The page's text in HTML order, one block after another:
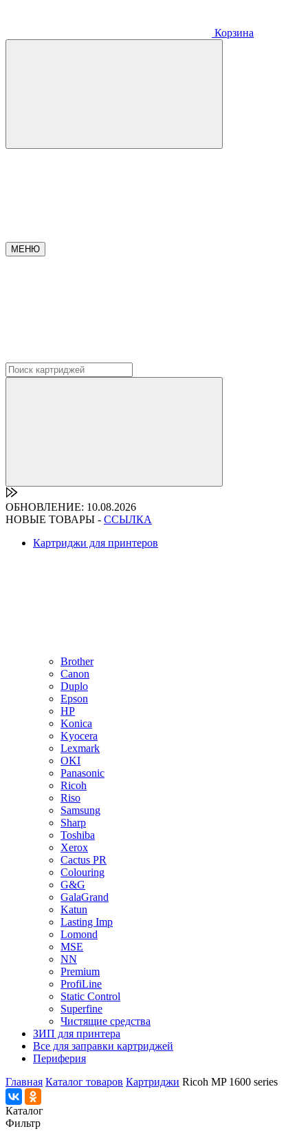
Корзина
МЕНЮ
ОБНОВЛЕНИЕ: 10.08.2026
НОВЫЕ ТОВАРЫ - ССЫЛКА
Картриджи для принтеров
Brother
Canon
Duplo
Epson
HP
Konica
Kyocera
Lexmark
OKI
Panasonic
Ricoh
Riso
Samsung
Sharp
Toshiba
Xerox
Cactus PR
Colouring
G&G
GalaGrand
Katun
Lasting Imp
Lomond
MSE
NN
Premium
ProfiLine
Static Control
Superfine
Чистящие средства
ЗИП для принтера
Все для заправки картриджей
Периферия
Главная Каталог товаров Картриджи Ricoh MP 1600 series
Каталог
Фильтр